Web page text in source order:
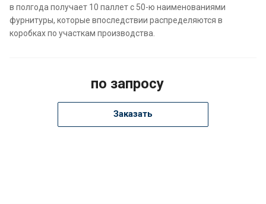
в полгода получает 10 паллет с 50-ю наименованиями
фурнитуры, которые впоследствии распределяются в
коробках по участкам производства.
по запросу
Заказать